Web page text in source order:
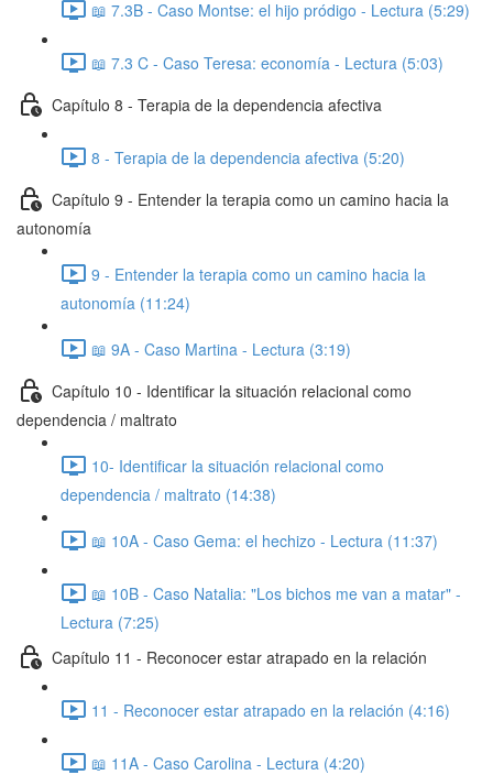
📖 7.3B - Caso Montse: el hijo pródigo - Lectura (5:29)
📖 7.3 C - Caso Teresa: economía - Lectura (5:03)
Capítulo 8 - Terapia de la dependencia afectiva
8 - Terapia de la dependencia afectiva (5:20)
Capítulo 9 - Entender la terapia como un camino hacia la
autonomía
9 - Entender la terapia como un camino hacia la
autonomía (11:24)
📖 9A - Caso Martina - Lectura (3:19)
Capítulo 10 - Identificar la situación relacional como
dependencia / maltrato
10- Identificar la situación relacional como
dependencia / maltrato (14:38)
📖 10A - Caso Gema: el hechizo - Lectura (11:37)
📖 10B - Caso Natalia: "Los bichos me van a matar" -
Lectura (7:25)
Capítulo 11 - Reconocer estar atrapado en la relación
11 - Reconocer estar atrapado en la relación (4:16)
📖 11A - Caso Carolina - Lectura (4:20)